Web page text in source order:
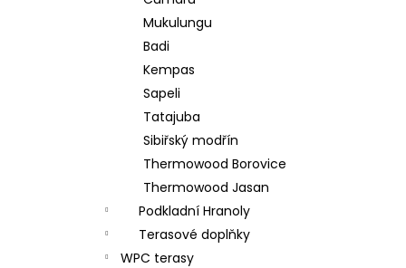
Mukulungu
Badi
Kempas
Sapeli
Tatajuba
Sibiřský modřín
Thermowood Borovice
Thermowood Jasan
Podkladní Hranoly
Terasové doplňky
WPC terasy
IPE HLADKA/HLADKÁ T&G 145 MM
480,50 Kč